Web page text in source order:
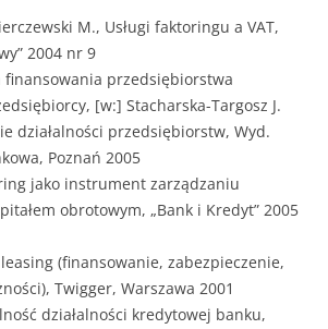
M., Usługi faktoringu a VAT,
2004 nr 9
finansowania przedsiębiorstwa
[w:] Stacharska-Targosz J.
działalności przedsiębiorstw, Wyd.
Poznań 2005
jako instrument zarządzaniu
obrotowym, „Bank i Kredyt” 2005
(finansowanie, zabezpieczenie,
Twigger, Warszawa 2001
działalności kredytowej banku,